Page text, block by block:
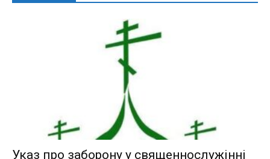
Указ про заборону у священнослужінні